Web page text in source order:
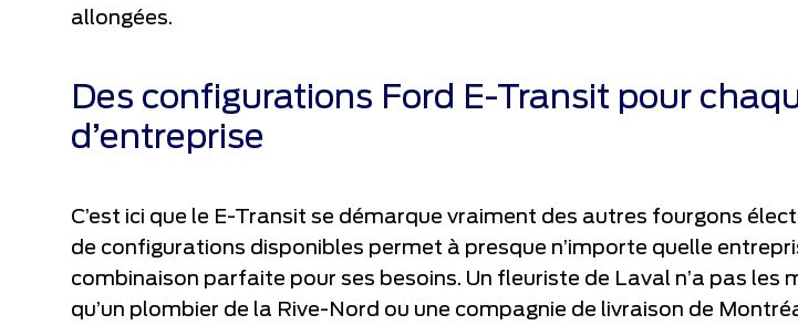
allongées.
Des configurations Ford E-Transit pour
d’entreprise
C’est ici que le E-Transit se démarque vraiment des autres fourgons
de configurations disponibles permet à presque n’importe quelle
combinaison parfaite pour ses besoins. Un fleuriste de Laval n’a pas les
qu’un plombier de la Rive-Nord ou une compagnie de livraison de